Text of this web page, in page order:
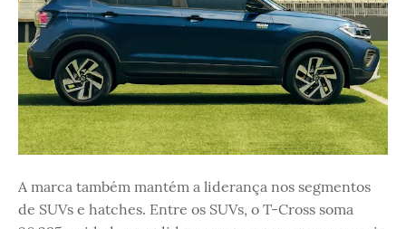
A marca também mantém a liderança nos segmentos
de SUVs e hatches. Entre os SUVs, o T-Cross soma